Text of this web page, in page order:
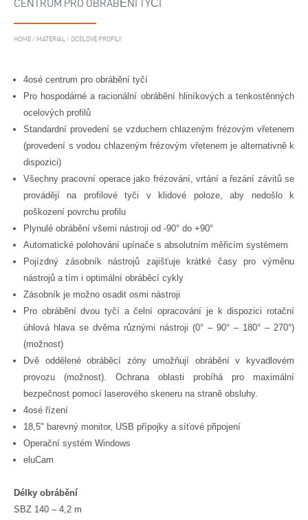
CENTRUM PRO OBRÁBĚNÍ TYČÍ
HOME / MATERIÁL / OCELOVÉ PROFILY
4osé centrum pro obrábění tyčí
Pro hospodárné a racionální obrábění hliníkových a tenkostěnných
ocelových profilů
Standardní provedení se vzduchem chlazeným frézovým vřetenem
(provedení s vodou chlazeným frézovým vřetenem je alternativně k
dispozici)
Všechny pracovní operace jako frézování, vrtání a řezání závitů se
provádějí na profilové tyči v klidové poloze, aby nedošlo k
poškození povrchu profilu
Plynulé obrábění všemi nástroji od -90° do +90°
Automatické polohování upínače s absolutním měřicím systémem
Pojízdný zásobník nástrojů zajišťuje krátké časy pro výměnu
nástrojů a tím i optimální obráběcí cykly
Zásobník je možno osadit osmi nástroji
Pro obrábění dvou tyčí a čelní opracování je k dispozici rotační
úhlová hlava se dvěma různými nástroji (0° – 90° – 180° – 270°)
(možnost)
Dvě oddělené obráběcí zóny umožňují obrábění v kyvadlovém
provozu (možnost). Ochrana oblasti probíhá pro maximální
bezpečnost pomocí laserového skeneru na straně obsluhy.
4osé řízení
18,5" barevný monitor, USB přípojky a síťové připojení
Operační systém Windows
eluCam
Délky obrábění
SBZ 140 – 4,2 m